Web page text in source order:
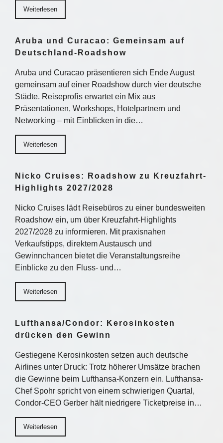
Weiterlesen
Aruba und Curacao: Gemeinsam auf
Deutschland-Roadshow
Aruba und Curacao präsentieren sich Ende August
gemeinsam auf einer Roadshow durch vier deutsche
Städte. Reiseprofis erwartet ein Mix aus
Präsentationen, Workshops, Hotelpartnern und
Networking – mit Einblicken in die…
Weiterlesen
Nicko Cruises: Roadshow zu Kreuzfahrt-
Highlights 2027/2028
Nicko Cruises lädt Reisebüros zu einer bundesweiten
Roadshow ein, um über Kreuzfahrt-Highlights
2027/2028 zu informieren. Mit praxisnahen
Verkaufstipps, direktem Austausch und
Gewinnchancen bietet die Veranstaltungsreihe
Einblicke zu den Fluss- und…
Weiterlesen
Lufthansa/Condor: Kerosinkosten
drücken den Gewinn
Gestiegene Kerosinkosten setzen auch deutsche
Airlines unter Druck: Trotz höherer Umsätze brachen
die Gewinne beim Lufthansa-Konzern ein. Lufthansa-
Chef Spohr spricht von einem schwierigen Quartal,
Condor-CEO Gerber hält niedrigere Ticketpreise in…
Weiterlesen